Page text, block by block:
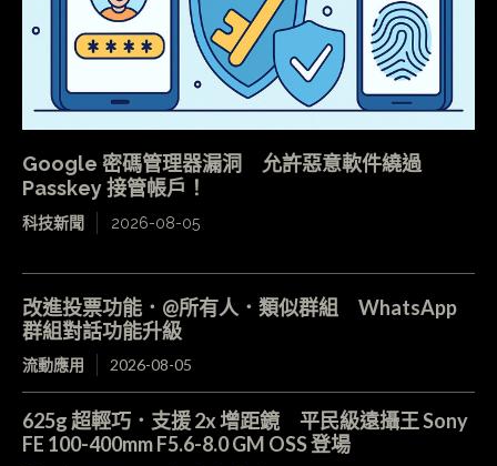
Google 密碼管理器漏洞 允許惡意軟件繞過
Passkey 接管帳戶！
科技新聞 2026-08-05
改進投票功能．@所有人．類似群組 WhatsApp
群組對話功能升級
流動應用 2026-08-05
625g 超輕巧．支援 2x 增距鏡 平民級遠攝王 Sony
FE 100-400mm F5.6-8.0 GM OSS 登場